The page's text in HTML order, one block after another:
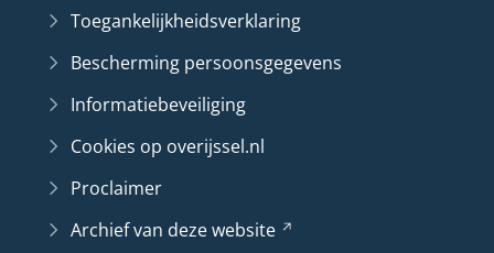
Toegankelijkheidsverklaring
Bescherming persoonsgegevens
Informatiebeveiliging
Cookies op overijssel.nl
Proclaimer
Archief van dezewebsite